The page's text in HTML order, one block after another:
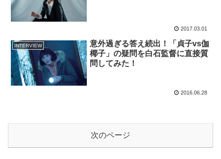
2017.03.01
INTERVIEW
意外過ぎる答え続出！「貞子vs伽
椰子」の疑問を白石監督に直接質
問してみた！
2016.06.28
次のページ